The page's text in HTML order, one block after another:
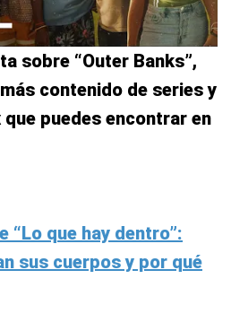
sobre “Outer Banks”,
contenido de series y
puedes encontrar en
“Lo que hay dentro”:
sus cuerpos y por qué